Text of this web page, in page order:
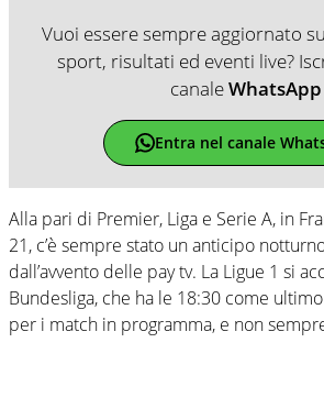
Vuoi essere sempre aggiornato
sport, risultati ed eventi live?
canaleWhatsApp
Entra nel canale
Alla pari di Premier, Liga e Serie A, in
21, c’è sempre stato un anticipo
dall’avvento delle pay tv. La Ligue 1 si
Bundesliga, che ha le 18:30 come
per i match in programma, e non